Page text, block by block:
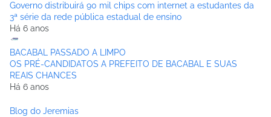
Governo distribuirá 90 mil chips com internet a estudantes da
3ª série da rede pública estadual de ensino
Há 6 anos
BACABAL PASSADO A LIMPO
OS PRÉ-CANDIDATOS A PREFEITO DE BACABAL E SUAS
REAIS CHANCES
Há 6 anos
Blog do Jeremias